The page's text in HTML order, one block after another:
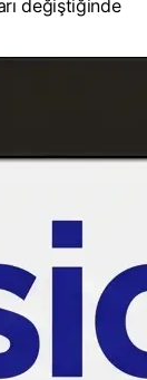
değiştiğinde